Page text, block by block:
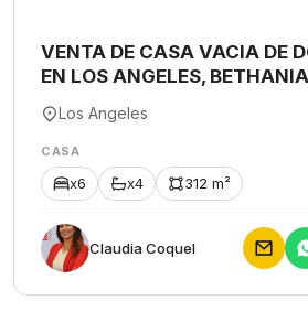
VENTA DE CASA VACIA DE
EN LOS ANGELES,
Los Angeles
CASA
x6 x4 312 m²
Claudia Coquel